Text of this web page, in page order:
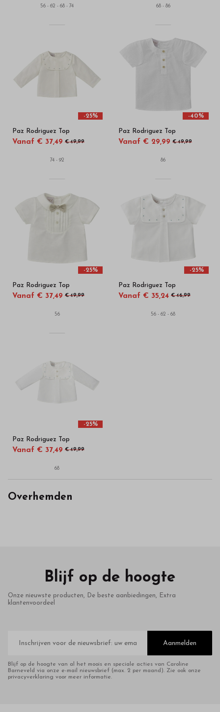
56 - 62 - 68 - 74 68 - 86
-25%
Paz Rodriguez Top
Vanaf € 37,49 € 49,99
74 - 92
-40%
Paz Rodriguez Top
Vanaf € 29,99 € 49,99
86
-25%
Paz Rodriguez Top
Vanaf € 37,49 € 49,99
56
-25%
Paz Rodriguez Top
Vanaf € 35,24 € 46,99
56 - 62 - 68
-25%
Paz Rodriguez Top
Vanaf € 37,49 € 49,99
68
Overhemden
Blijf op de hoogte
Onze nieuwste producten, De beste aanbiedingen, Extra
klantenvoordeel
mailadres
Aanmelden
Blijf op de hoogte van al het moois en speciale acties van Caroline
Barneveld via onze e-mail nieuwsbrief (max. 2 per maand). Zie ook onze
privacyverklaring voor meer informatie.